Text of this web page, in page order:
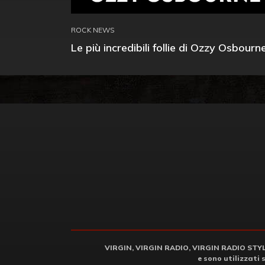
ROCK NEWS
Le più incredibili follie di Ozzy
VIRGIN, VIRGIN RADIO, VIRGIN RADIO
e sono utilizzati